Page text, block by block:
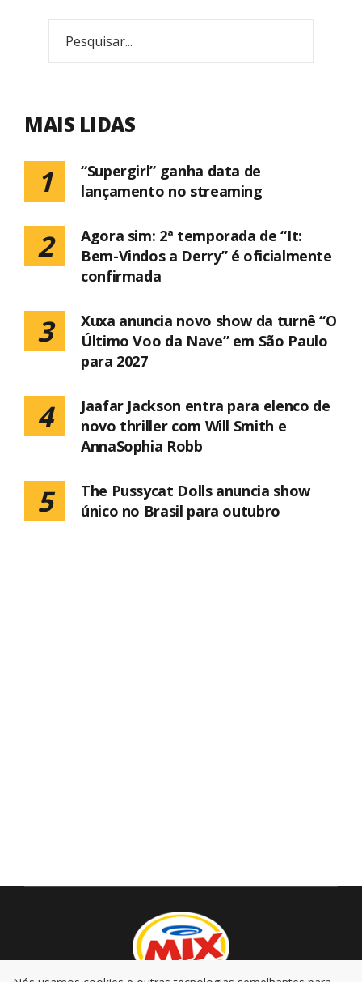
MAIS LIDAS
1
“Supergirl” ganha data de
lançamento no streaming
2
Agora sim: 2ª temporada de “It:
Bem-Vindos a Derry” é oficialmente
confirmada
3
Xuxa anuncia novo show da turnê “O
Último Voo da Nave” em São Paulo
para 2027
4
Jaafar Jackson entra para elenco de
novo thriller com Will Smith e
AnnaSophia Robb
5
The Pussycat Dolls anuncia show
único no Brasil para outubro